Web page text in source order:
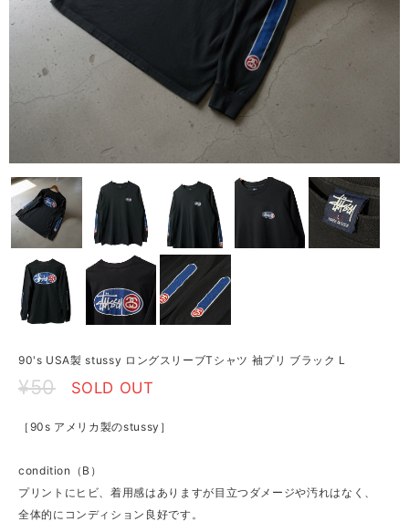
90's USA製 stussy ロングスリーブTシャツ 袖プリ ブラック L
¥50 SOLD OUT
［90s アメリカ製のstussy］
condition（B）
プリントにヒビ、着用感はありますが目立つダメージや汚れはなく、
全体的にコンディション良好です。